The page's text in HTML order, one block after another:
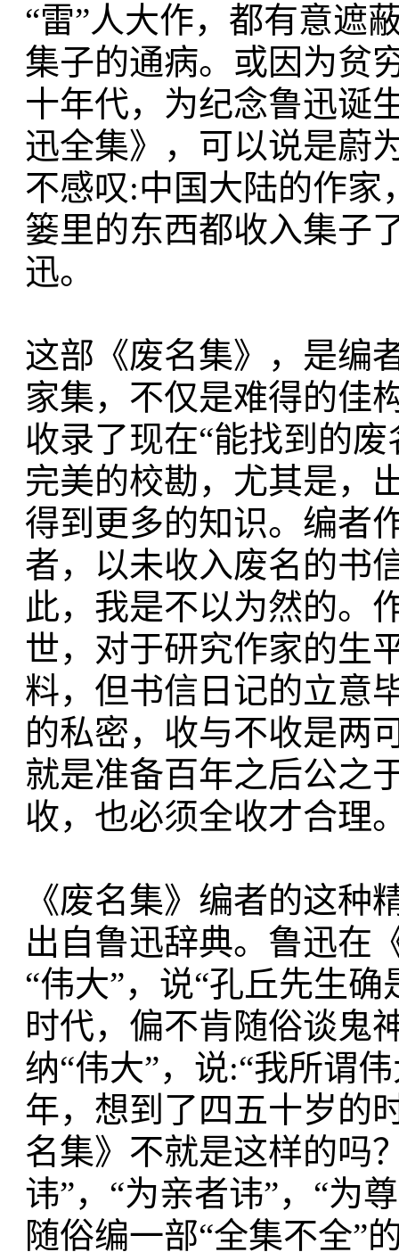
“雷”人大作，都有意遮
集子的通病。或因为贫
十年代，为纪念鲁迅诞
迅全集》，可以说是蔚
不感叹:中国大陆的作家
篓里的东西都收入集子
迅。
这部《废名集》，是编
家集，不仅是难得的佳
收录了现在“能找到的
完美的校勘，尤其是，
得到更多的知识。编者
者，以未收入废名的书
此，我是不以为然的。
世，对于研究作家的生
料，但书信日记的立意
的私密，收与不收是两
就是准备百年之后公之
收，也必须全收才合理
《废名集》编者的这种
出自鲁迅辞典。鲁迅在
“伟大”，说“孔丘先生
时代，偏不肯随俗谈鬼
纳“伟大”，说:“我所谓
年，想到了四五十岁的
名集》不就是这样的吗
讳”，“为亲者讳”，“为
随俗编一部“全集不全”